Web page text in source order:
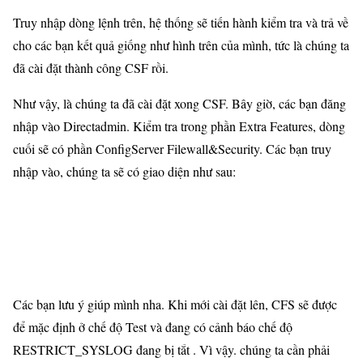
Truy nhập dòng lệnh trên, hệ thống sẽ tiến hành kiểm tra và trả về
cho các bạn kết quả giống như hình trên của mình, tức là chúng ta
đã cài đặt thành công CSF rồi.
Như vậy, là chúng ta đã cài đặt xong CSF. Bây giờ, các bạn đăng
nhập vào Directadmin. Kiểm tra trong phần Extra Features, dòng
cuối sẽ có phần ConfigServer Filewall&Security. Các bạn truy
nhập vào, chúng ta sẽ có giao diện như sau:
Các bạn lưu ý giúp mình nha. Khi mới cài đặt lên, CFS sẽ được
để mặc định ở chế độ Test và đang có cảnh báo chế độ
RESTRICT_SYSLOG đang bị tắt . Vì vậy. chúng ta cần phải